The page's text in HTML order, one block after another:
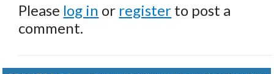
Please log in or register to post a
comment.